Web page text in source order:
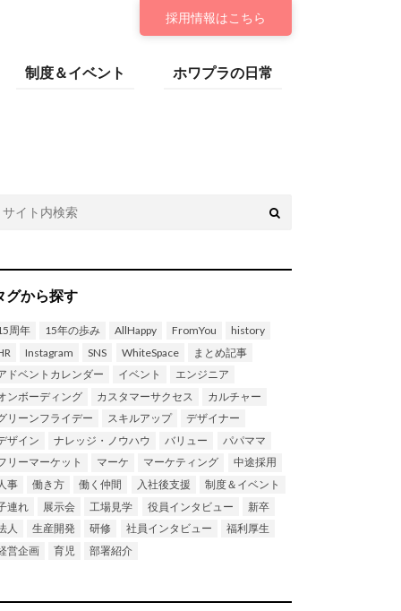
採用情報はこちら
制度＆イベント ホワプラの日常
グから探す
周年 15年の歩み AllHappy FromYou
history
Instagram SNS WhiteSpace
まとめ記事
ドベントカレンダー
イベント
エンジニア
ンボーディング
カスタマーサクセス
カルチャー
リーンフライデー
スキルアップ
デザイナー
ザイン
ナレッジ・ノウハウ バリュー
パパママ
リーマーケット
マーケ マーケティング
中途採用
事
働き方 働く仲間 入社後支援
制度＆イベント
連れ
展示会 工場見学 役員インタビュー
新卒
人
生産開発 研修 社員インタビュー
福利厚生
営企画
育児 部署紹介